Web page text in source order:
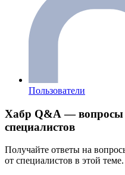
Пользователи
Хабр Q&A — вопросы
специалистов
Получайте ответы на
от специалистов в этой теме.